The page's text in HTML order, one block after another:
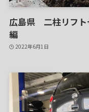
広島県 二柱リフ
編
2022年6月1日